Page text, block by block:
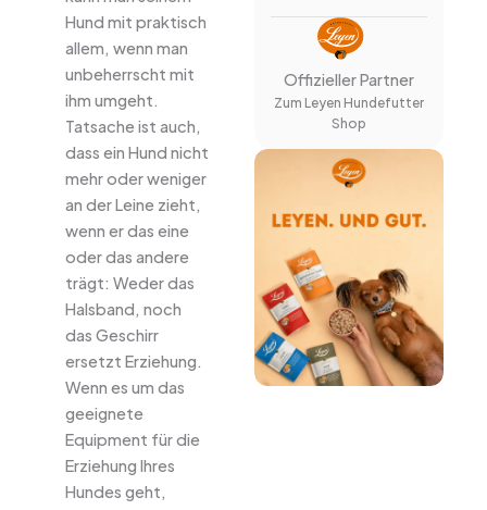
Hund mit praktisch
allem, wenn man
unbeherrscht mit
ihm umgeht.
Tatsache ist auch,
dass ein Hund nicht
mehr oder weniger
an der Leine zieht,
wenn er das eine
oder das andere
trägt: Weder das
Halsband, noch
das Geschirr
ersetzt Erziehung.
Wenn es um das
geeignete
Equipment für die
Erziehung Ihres
Hundes geht,
Offizieller Partner
Zum Leyen Hundefutter
Shop